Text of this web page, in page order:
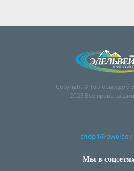
Copyright © Торговый дом
2023 Все права
Мы в